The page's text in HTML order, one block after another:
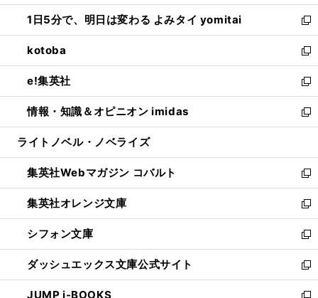
ウ
で
開
く
ン
ド
ウ
で
開
く
ウ
ィ
ン
ド
ウ
で
開
く
し
い
ウ
ィ
ン
ド
ウ
で
開
1日5分で、明日は変わる よみタイ yomitai
新
し
い
ウ
ィ
ン
ド
ウ
開
く
kotoba
新
し
い
ウ
ィ
ン
ウ
で
開
く
e!集英社
新
し
い
ウ
ン
ド
ウ
で
開
く
情報・知識＆オピニオン imidas
新
し
ウ
ィ
ン
ド
ウ
で
開
く
ライトノベル・ノベライズ
集英社Webマガジン コバルト
新
し
い
ウ
ィ
ン
ド
ウ
で
集英社オレンジ文庫
新
し
い
ウ
ィ
ン
シフォン文庫
新
し
い
ウ
ダッシュエックス文庫公式サイト
新
し
JUMP j-BOOKS